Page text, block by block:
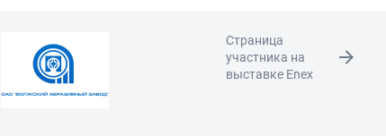
Страница
участника на
выставке Enex